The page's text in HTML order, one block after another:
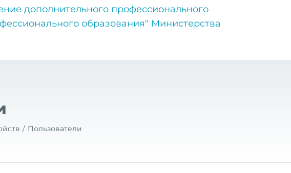
дополнительного профессионального
образования" Министерства
Пользователи